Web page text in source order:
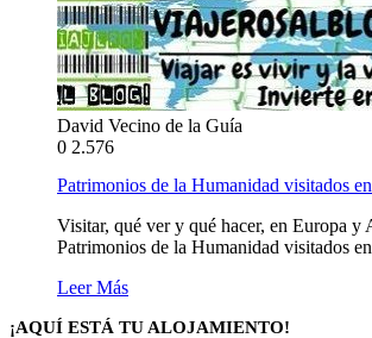
David Vecino de la Guía
0 2.576
Patrimonios de la Humanidad visitados
Visitar, qué ver y qué hacer, en Europa y
Patrimonios de la Humanidad visitados
Leer Más
¡AQUÍ ESTÁ TU ALOJAMIENTO!